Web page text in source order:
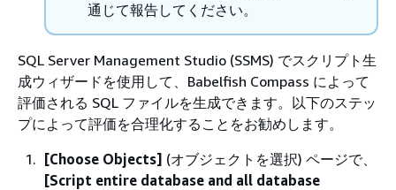
通じて報告してください。
SQL Server Management Studio (SSMS) でスクリプト生
成ウィザードを使用して、Babelfish Compass によって
評価される SQL ファイルを生成できます。以下のステッ
プによって評価を合理化することをお勧めします。
[Choose Objects] (オブジェクトを選択) ページで、
[Script entire database and all database